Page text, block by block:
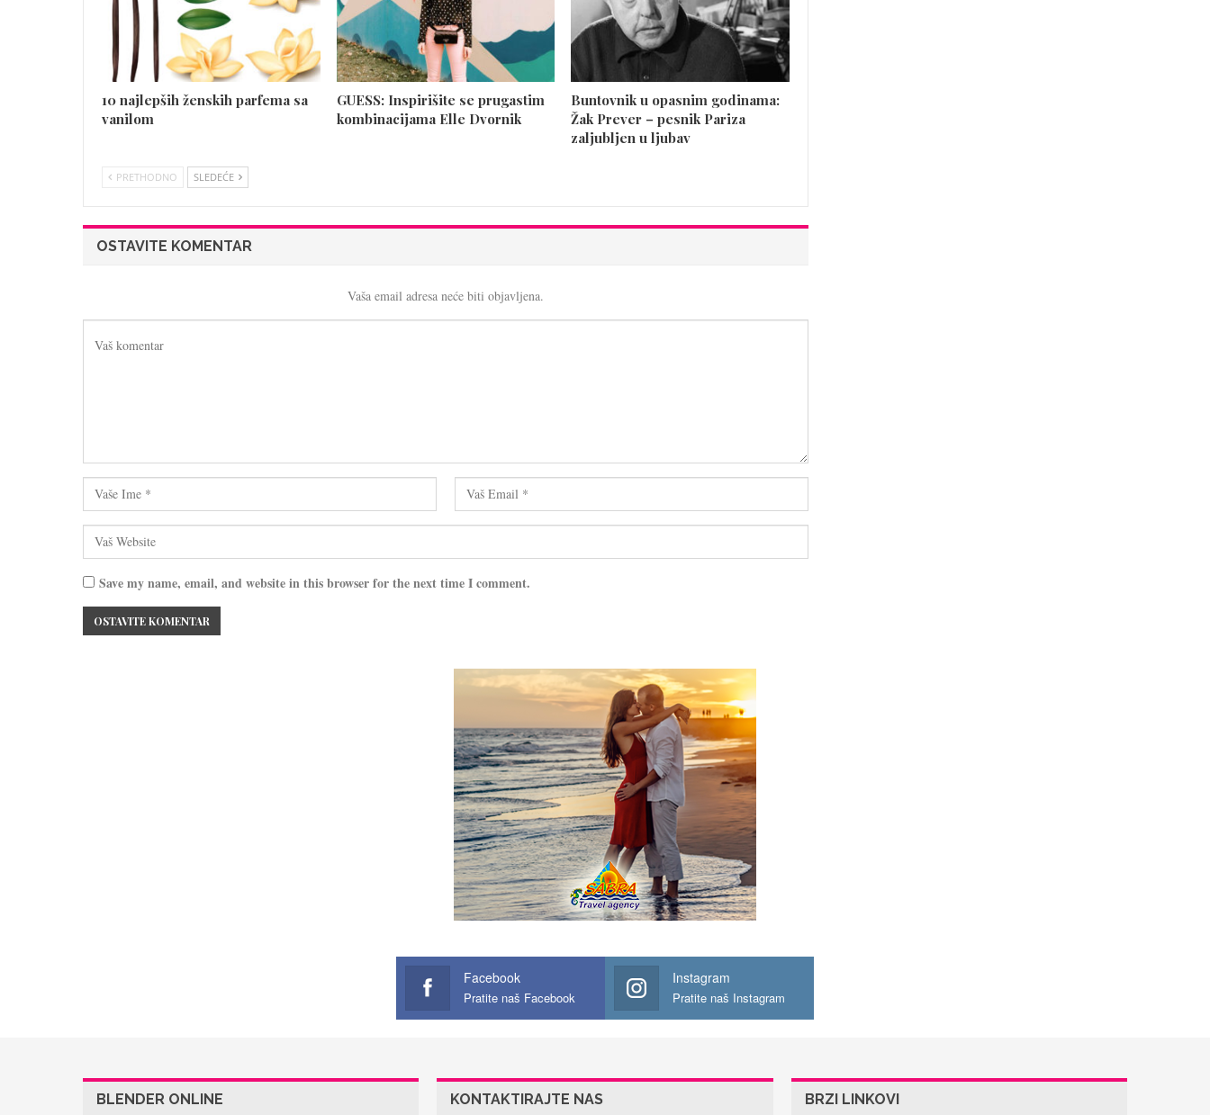
10 najlepših ženskih parfema sa
vanilom
GUESS: Inspirišite se prugastim
kombinacijama Elle Dvornik
Buntovnik u opasnim godinama:
Žak Prever – pesnik Pariza
zaljubljen u ljubav
PRETHODNO SLEDEĆE
OSTAVITE KOMENTAR
Vaša email adresa neće biti objavljena.
Save my name, email, and website in this browser for the next time I comment.
Facebook
Pratite naš Facebook
Instagram
Pratite naš Instagram
BLENDER ONLINE KONTAKTIRAJTE NAS BRZI LINKOVI